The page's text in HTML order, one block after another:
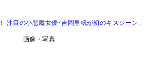
注目の小悪魔女優･吉岡里帆が初のキスシーン
画像・写真